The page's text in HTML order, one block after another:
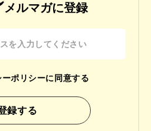
メルマガに登録
ーポリシーに同意する